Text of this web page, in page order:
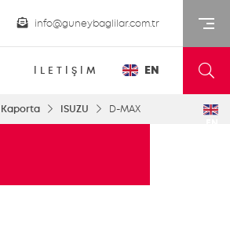
info@guneybaglilar.com.tr
İLETİŞİM EN
Kaporta ISUZU D-MAX